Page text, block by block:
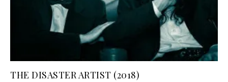
THE DISASTER ARTIST (2018)